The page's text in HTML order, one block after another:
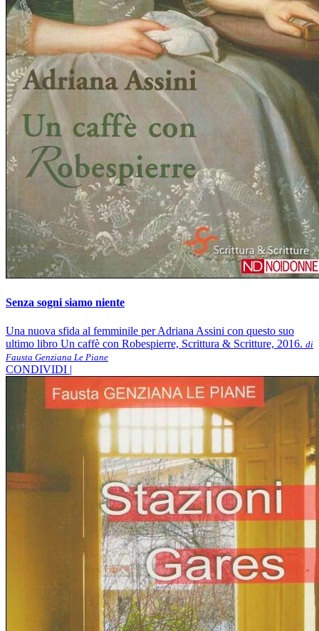
Senza sogni siamo niente
Una nuova sfida al femminile per Adriana Assini con questo suo
ultimo libro Un caffè con Robespierre, Scrittura & Scritture, 2016. di
Fausta Genziana Le Piane
CONDIVIDI |